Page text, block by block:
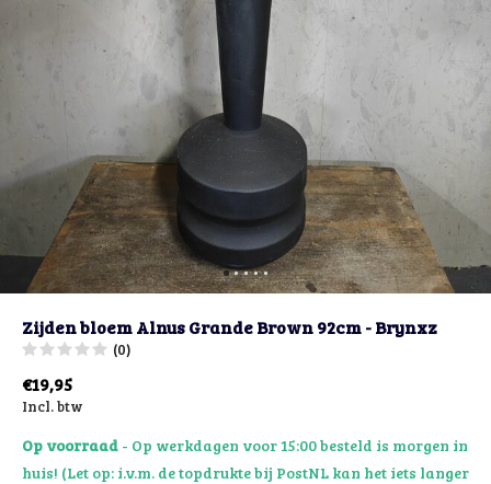
Zijden bloem Alnus Grande Brown 92cm - Brynxz
(0)
€19,95
Incl. btw
Op voorraad - Op werkdagen voor 15:00 besteld is morgen in
huis! (Let op: i.v.m. de topdrukte bij PostNL kan het iets langer